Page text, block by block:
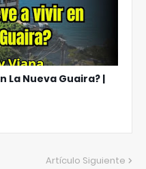
La Nueva Guaira? |
Artículo Siguiente